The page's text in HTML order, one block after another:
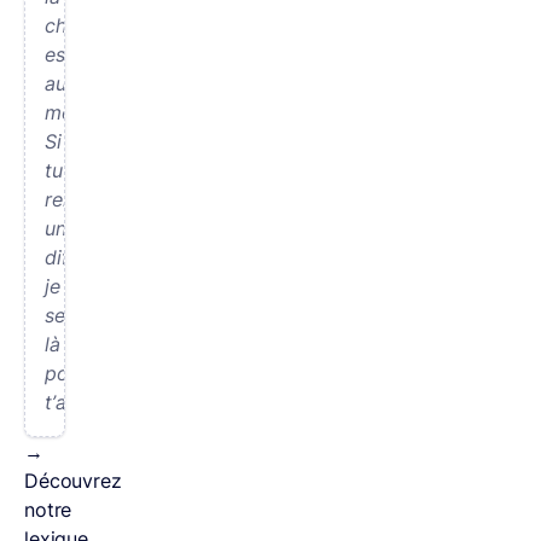
choucroute
est
au
menu.
Si
tu
rencontres
une
difficulté
je
serai
là
pour
t’aider.
→
Découvrez
notre